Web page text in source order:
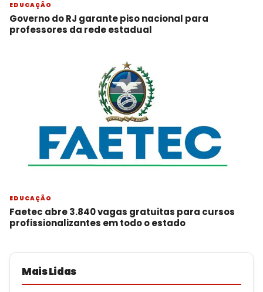
EDUCAÇÃO
Governo do RJ garante piso nacional para
professores da rede estadual
EDUCAÇÃO
Faetec abre 3.840 vagas gratuitas para cursos
profissionalizantes em todo o estado
Mais Lidas